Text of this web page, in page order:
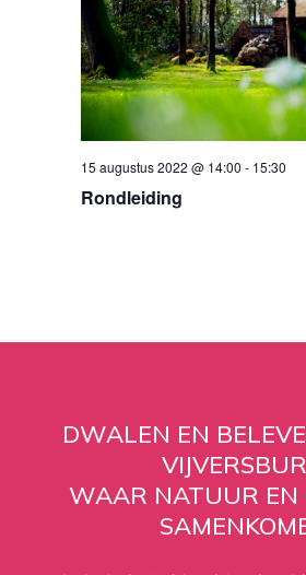
15 augustus 2022 @ 14:00 - 15:30
Rondleiding
DWALEN EN
WAAR NATUUR EN